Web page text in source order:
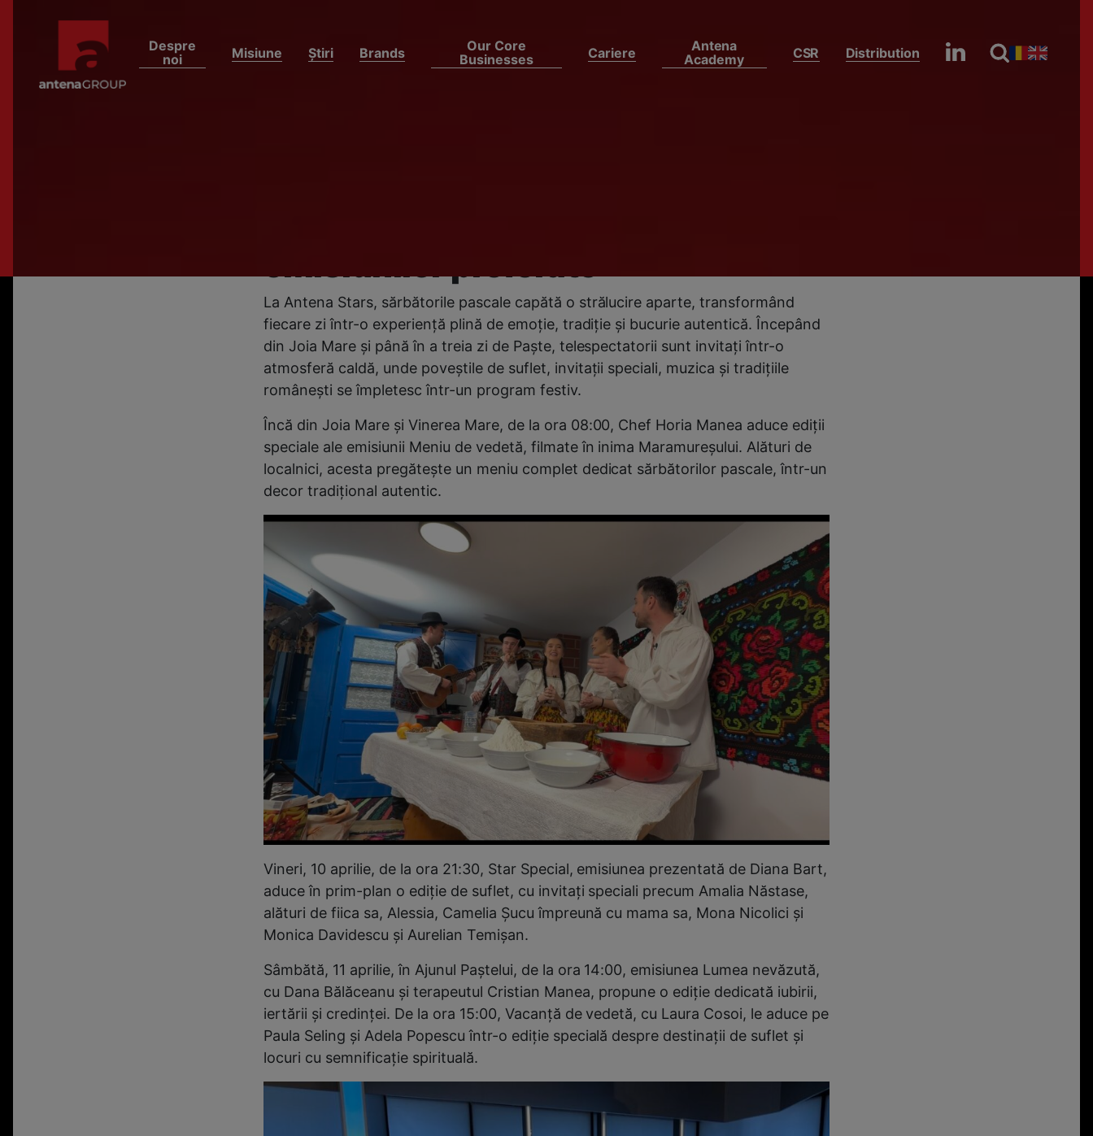
Despre
noi
Misiune Știri Brands
Our Core
Businesses
Cariere
Antena
Academy
CSR Distribution
emisiunilor preferate
La Antena Stars, sărbătorile pascale capătă o strălucire aparte, transformând
fiecare zi într-o experiență plină de emoție, tradiție și bucurie autentică. Începând
din Joia Mare și până în a treia zi de Paște, telespectatorii sunt invitați într-o
atmosferă caldă, unde poveștile de suflet, invitații speciali, muzica și tradiţiile
româneşti se împletesc într-un program festiv.
Încă din Joia Mare și Vinerea Mare, de la ora 08:00, Chef Horia Manea aduce ediții
speciale ale emisiunii Meniu de vedetă, filmate în inima Maramureșului. Alături de
localnici, acesta pregătește un meniu complet dedicat sărbătorilor pascale, într-un
decor tradițional autentic.
Vineri, 10 aprilie, de la ora 21:30, Star Special, emisiunea prezentată de Diana Bart,
aduce în prim-plan o ediție de suflet, cu invitați speciali precum Amalia Năstase,
alături de fiica sa, Alessia, Camelia Șucu împreună cu mama sa, Mona Nicolici și
Monica Davidescu şi Aurelian Temişan.
Sâmbătă, 11 aprilie, în Ajunul Paștelui, de la ora 14:00, emisiunea Lumea nevăzută,
cu Dana Bălăceanu și terapeutul Cristian Manea, propune o ediție dedicată iubirii,
iertării și credinței. De la ora 15:00, Vacanță de vedetă, cu Laura Cosoi, le aduce pe
Paula Seling și Adela Popescu într-o ediție specială despre destinații de suflet și
locuri cu semnificație spirituală.